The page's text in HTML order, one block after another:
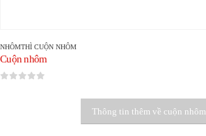
NHÔMTHÌ CUỘN NHÔM
Cuộn nhôm
Thông tin thêm về cuộn nhôm